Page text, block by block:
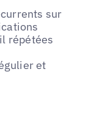
sur
répétées
et